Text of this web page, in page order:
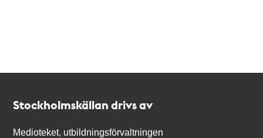
Stockholmskällan drivs av
Medioteket, utbildningsförvaltningen